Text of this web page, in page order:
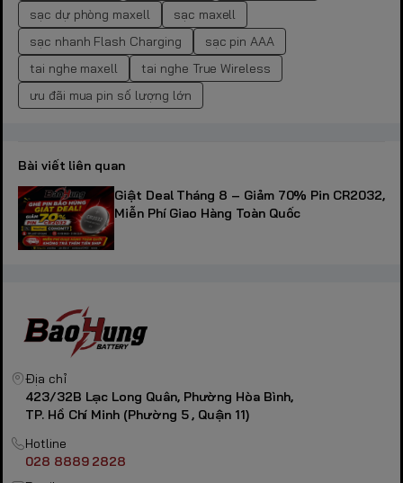
sạc dự phòng maxell
sạc maxell
sạc nhanh Flash Charging
sạc pin AAA
tai nghe maxell
tai nghe True Wireless
ưu đãi mua pin số lượng lớn
Bài viết liên quan
Giật Deal Tháng 8 – Giảm 70% Pin CR2032,
Miễn Phí Giao Hàng Toàn Quốc
Địa chỉ
423/32B Lạc Long Quân, Phường Hòa Bình,
TP. Hồ Chí Minh (Phường 5 , Quận 11)
Hotline
028 8889 2828